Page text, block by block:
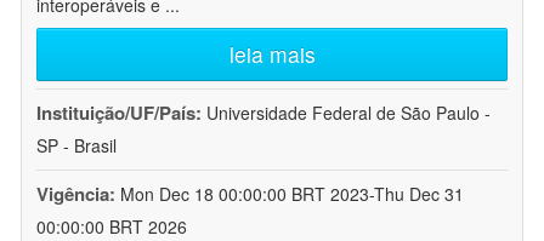
interoperáveis e ...
leia mais
Instituição/UF/País: Universidade Federal de São Paulo -
SP - Brasil
Vigência: Mon Dec 18 00:00:00 BRT 2023-Thu Dec 31
00:00:00 BRT 2026